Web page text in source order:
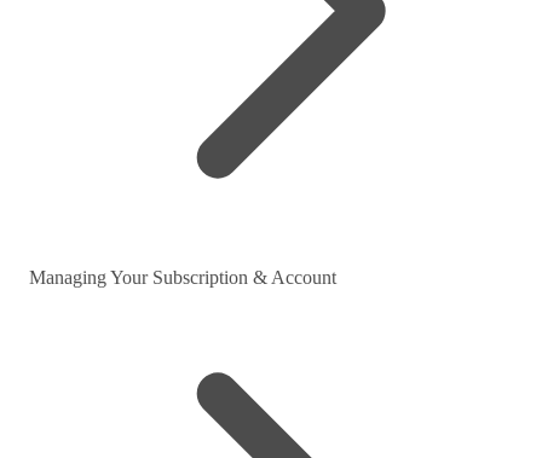
Managing Your Subscription & Account